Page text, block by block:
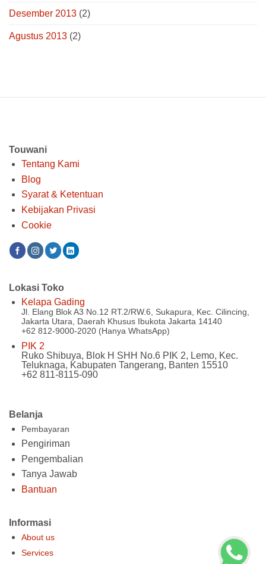
Desember 2013 (2)
Agustus 2013 (2)
Touwani
Tentang Kami
Blog
Syarat & Ketentuan
Kebijakan Privasi
Cookie
Belanja
Pembayaran
Pengiriman
Pengembalian
Tanya Jawab
Bantuan
Informasi
About us
Services
Lokasi Toko
Kelapa Gading
Jl. Elang Blok A3 No.12 RT.2/RW.6, Sukapura, Kec. Cilincing,
Jakarta Utara, Daerah Khusus Ibukota Jakarta 14140
+62 812-9000-2020 (Hanya WhatsApp)
PIK 2
Ruko Shibuya, Blok H SHH No.6 PIK 2, Lemo, Kec.
Teluknaga, Kabupaten Tangerang, Banten 15510
+62 811-8115-090